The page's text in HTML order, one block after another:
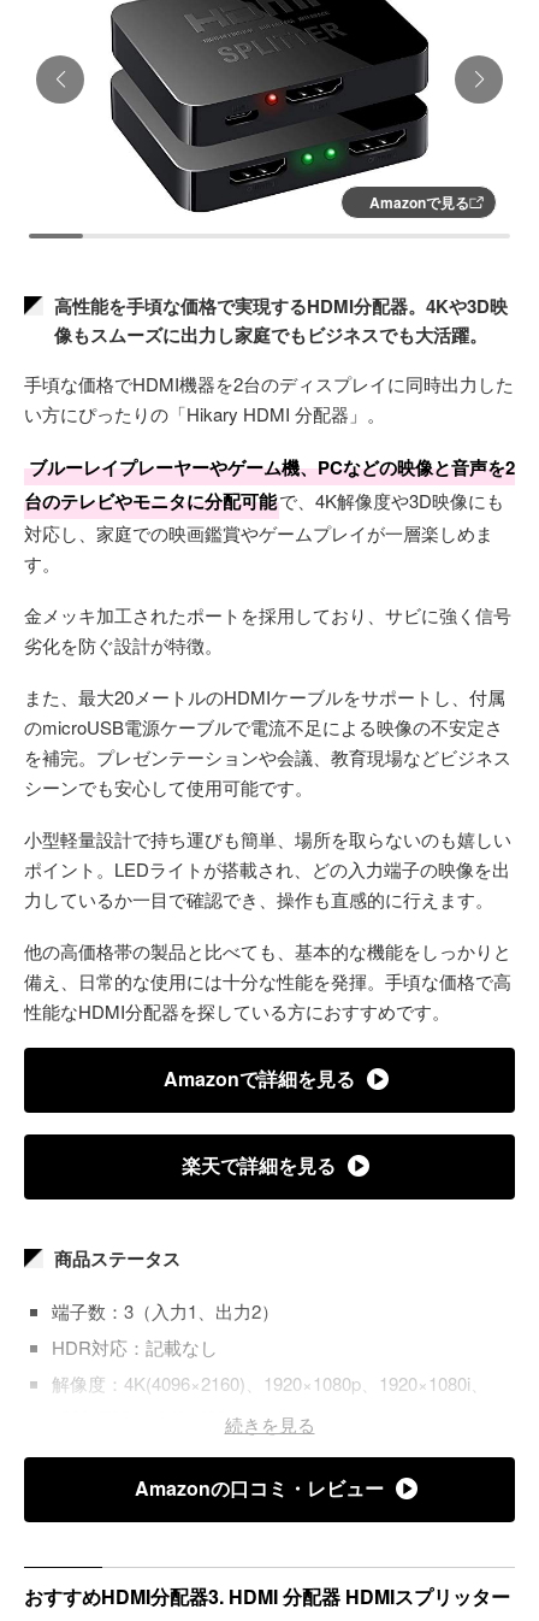
Amazonで見る
高性能を手頃な価格で実現するHDMI分配器。4Kや3D映
像もスムーズに出力し家庭でもビジネスでも大活躍。
手頃な価格でHDMI機器を2台のディスプレイに同時出力した
い方にぴったりの「Hikary HDMI 分配器」。
ブルーレイプレーヤーやゲーム機、PCなどの映像と音声を2
台のテレビやモニタに分配可能で、4K解像度や3D映像にも
対応し、家庭での映画鑑賞やゲームプレイが一層楽しめま
す。
金メッキ加工されたポートを採用しており、サビに強く信号
劣化を防ぐ設計が特徴。
また、最大20メートルのHDMIケーブルをサポートし、付属
のmicroUSB電源ケーブルで電流不足による映像の不安定さ
を補完。プレゼンテーションや会議、教育現場などビジネス
シーンでも安心して使用可能です。
小型軽量設計で持ち運びも簡単、場所を取らないのも嬉しい
ポイント。LEDライトが搭載され、どの入力端子の映像を出
力しているか一目で確認でき、操作も直感的に行えます。
他の高価格帯の製品と比べても、基本的な機能をしっかりと
備え、日常的な使用には十分な性能を発揮。手頃な価格で高
性能なHDMI分配器を探している方におすすめです。
Amazonで詳細を見る
楽天で詳細を見る
商品ステータス
端子数：3（入力1、出力2）
HDR対応：記載なし
解像度：4K(4096×2160)、1920×1080p、1920×1080i、
1280×720p、640×480p
電源タイプ：USBケーブル
カスケード接続：記載なし
HDMI音声フォーマット：Dolby TrueHD、Dolby Digital、
車対応：記載なし
続きを見る
Amazonの口コミ・レビュー
おすすめHDMI分配器3. HDMI 分配器 HDMIスプリッター